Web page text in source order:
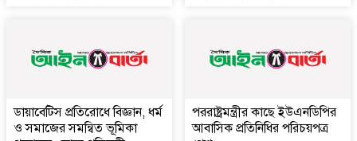
ডায়াবেটিস প্রতিরোধে বিজ্ঞান, ধর্ম
ও সমাজের সমন্বিত ভূমিকা
পররাষ্ট্রমন্ত্রীর কা‌ছে ইউএনডিপির
আবাসিক প্রতিনিধির পরিচয়পত্র